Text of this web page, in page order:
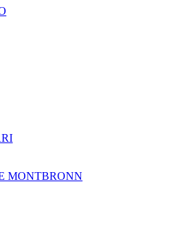
MONTBRONN